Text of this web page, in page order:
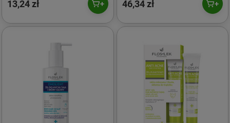
13,24 zł aging 50ml
46,34 zł